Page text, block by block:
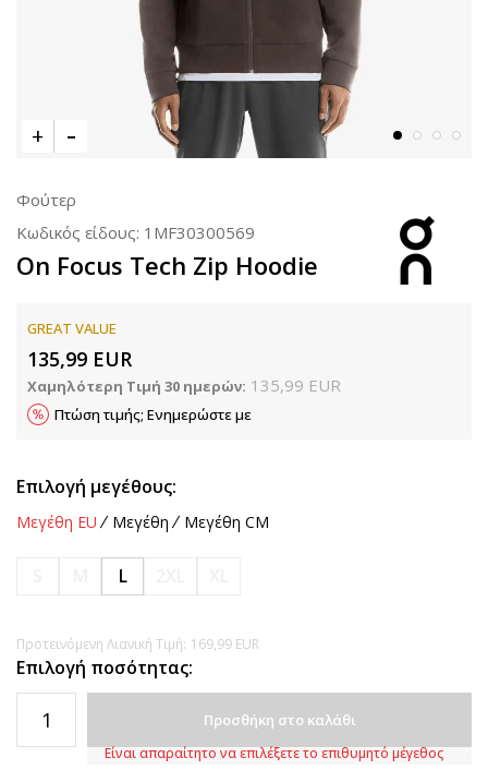
Φούτερ
Κωδικός είδους: 1MF30300569
On Focus Tech Zip Hoodie
GREAT VALUE
135,99 EUR
Χαμηλότερη Τιμή 30 ημερών: 135,99 EUR
Πτώση τιμής; Ενημερώστε με
Επιλογή μεγέθους:
Μεγέθη EU Μεγέθη Μεγέθη CM
L
Προτεινόμενη Λιανική Τιμή: 169,99 EUR
Επιλογή ποσότητας:
Προσθήκη στο καλάθι
Είναι απαραίτητο να επιλέξετε το επιθυμητό μέγεθος